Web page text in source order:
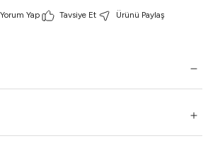
Yorum Yap Tavsiye Et
Ürünü Paylaş